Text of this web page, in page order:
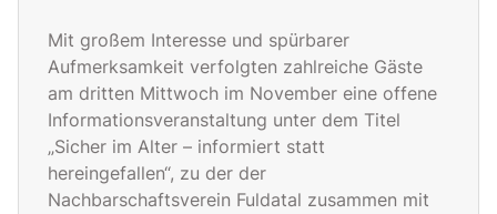
Mit großem Interesse und spürbarer
Aufmerksamkeit verfolgten zahlreiche Gäste
am dritten Mittwoch im November eine offene
Informationsveranstaltung unter dem Titel
„Sicher im Alter – informiert statt
hereingefallen“, zu der der
Nachbarschaftsverein Fuldatal zusammen mit